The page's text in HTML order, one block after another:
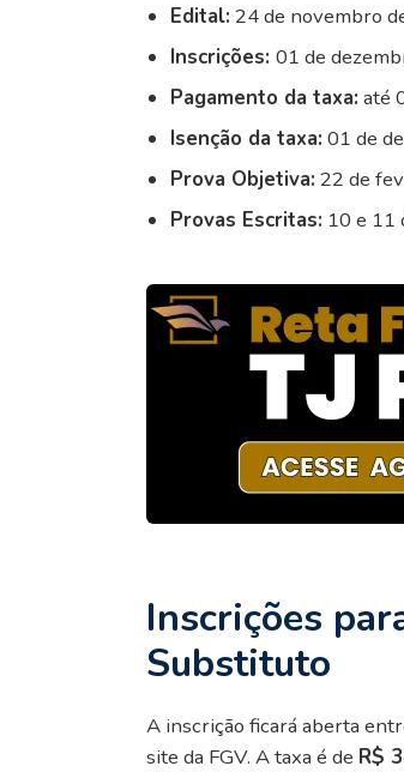
Edital: 24 de novembro
Inscrições: 01 de
Pagamento da taxa: até
Isenção da taxa: 01 de
Prova Objetiva: 22 de
Provas Escritas: 10 e 11
Inscrições
Substituto
A inscrição ficará aberta
site da FGV. A taxa é de R$